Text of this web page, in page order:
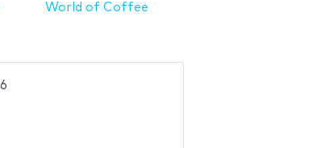
World of Coffee